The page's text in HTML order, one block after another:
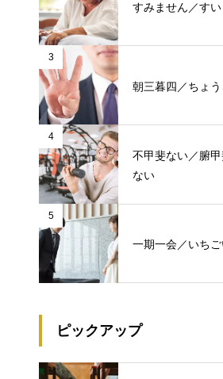
すみません／すい
3
朝三暮四／ちょう
4
不甲斐ない／腑
ない
5
一期一会／いちご
ピックアップ